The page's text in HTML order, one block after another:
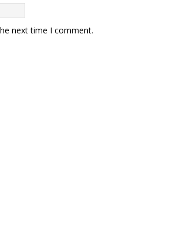
next time I comment.